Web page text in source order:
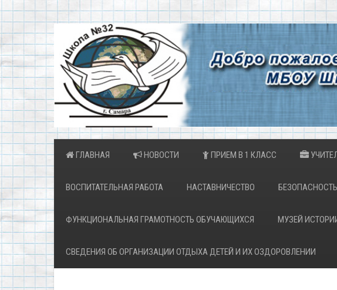
ГЛАВНАЯ НОВОСТИ ПРИЕМ В 1 КЛАСС
ВОСПИТАТЕЛЬНАЯ РАБОТА НАСТАВНИЧЕСТВО
ФУНКЦИОНАЛЬНАЯ ГРАМОТНОСТЬ ОБУЧАЮЩИХСЯ МУЗЕЙ
СВЕДЕНИЯ ОБ ОРГАНИЗАЦИИ ОТДЫХА ДЕТЕЙ И ИХ ОЗДОРОВЛЕНИИ